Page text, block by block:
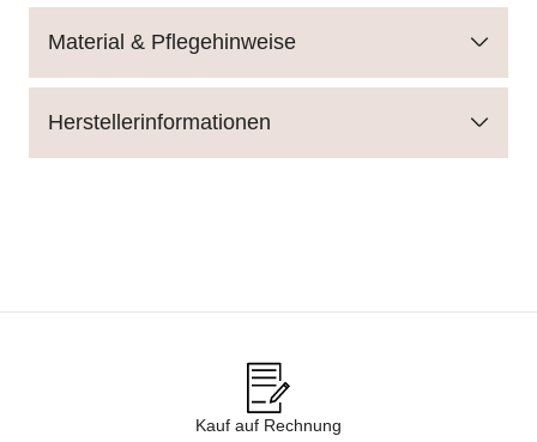
Material & Pflegehinweise
Herstellerinformationen
Kauf auf Rechnung